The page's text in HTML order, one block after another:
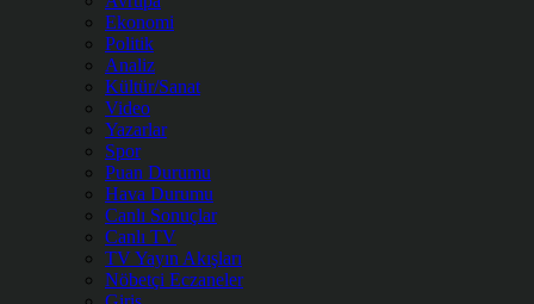
Ekonomi
Politik
Analiz
Kültür/Sanat
Video
Yazarlar
Spor
Puan Durumu
Hava Durumu
Canlı Sonuçlar
Canlı TV
TV Yayın Akışları
Nöbetçi Eczaneler